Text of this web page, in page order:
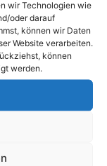
wir Technologien wie
oder darauf
können wir Daten
Website verarbeiten.
können
werden.